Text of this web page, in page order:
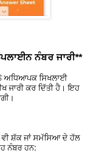
ਨੰਬਰ ਜਾਰੀ**
ਅਧਿਆਪਕ ਸਿਖਲਾਈ
ਜਾਰੀ ਕਰ ਦਿੱਤੀ ਹੈ। ਇਹ
ਸ਼ੱਕ ਜਾਂ ਸਮੱਸਿਆ ਦੇ ਹੱਲ
ਨੰਬਰ ਹਨ: